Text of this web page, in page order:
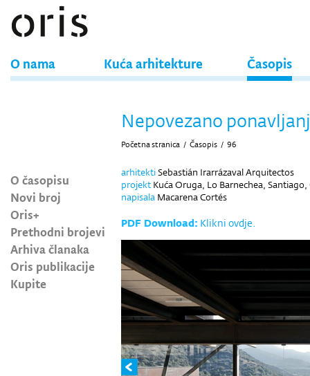
O nama Kuća arhitekture Časopis
O časopisu
Novi broj
Oris+
Prethodni brojevi
Arhiva članaka
Oris publikacije
Kupite
Nepovezano
Početna stranica / Časopis / 96
arhitektiSebastián Irarrázaval Arquitectos
projekt Kuća Oruga, Lo Barnechea, Santiago,
napisala Macarena Cortés
PDF Download: Klikni ovdje.